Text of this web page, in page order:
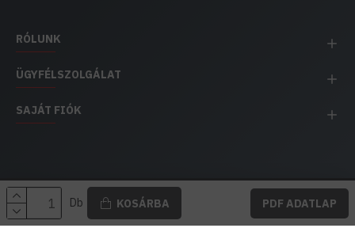
Db KOSÁRBA PDF ADATLAP
RÓLUNK
ÜGYFÉLSZOLGÁLAT
SAJÁT FIÓK
EH IMPEX / Copyright © 1991-2025 Energia Háza